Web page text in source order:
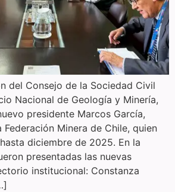
del Consejo de la Sociedad Civil
Nacional de Geología y Minería,
presidente Marcos García,
Minera de Chile, quien
diciembre de 2025. En la
presentadas las nuevas
institucional: Constanza